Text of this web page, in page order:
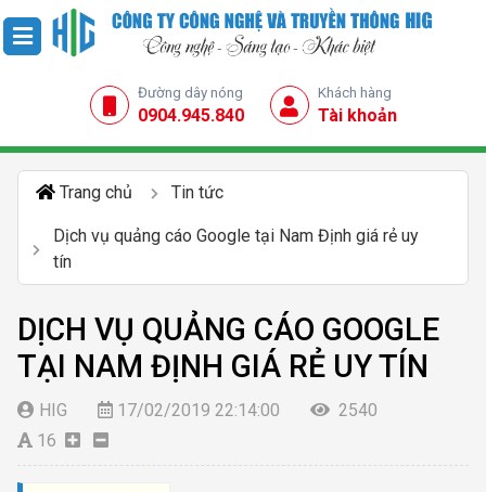
Đường dây nóng
0904.945.840
Khách hàng
Tài khoản
Trang chủ Tin tức
Dịch vụ quảng cáo Google tại Nam Định giá rẻ uy
tín
DỊCH VỤ QUẢNG CÁO GOOGLE
TẠI NAM ĐỊNH GIÁ RẺ UY TÍN
HIG 17/02/2019 22:14:00
2540
16